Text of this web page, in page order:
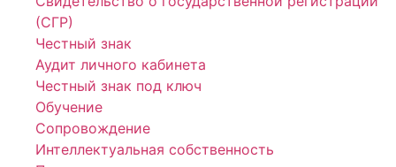
(СГР)
Честный знак
Аудит личного кабинета
Честный знак под ключ
Обучение
Сопровождение
Интеллектуальная собственность